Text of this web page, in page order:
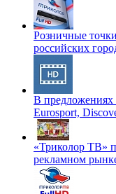
Розничные
российских
В предложениях
Eurosport,
«Триколор ТВ»
рекламном